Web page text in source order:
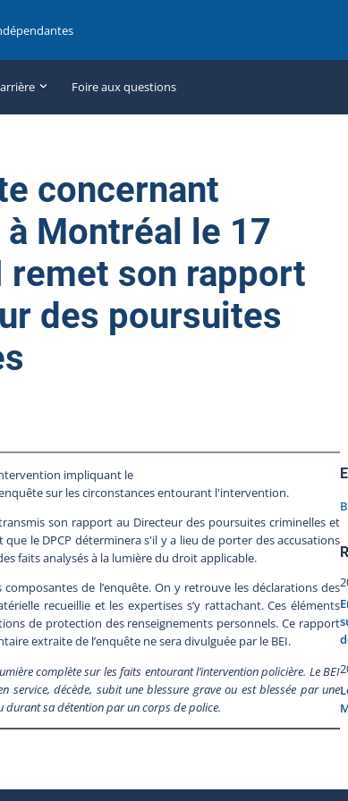
Foire aux questions
concernant
à Montréal le 17
remet son rapport
des poursuites
impliquant le
sur les circonstances entourant l'intervention.
son rapport au Directeur des poursuites criminelles et
le DPCP déterminera s'il y a lieu de porter des accusations
faits analysés à la lumière du droit applicable.
de l’enquête. On y retrouve les déclarations des
recueillie et les expertises s’y rattachant. Ces éléments
de protection des renseignements personnels. Ce rapport
extraite de l’enquête ne sera divulguée par le BEI.
complète sur les faits entourant l’intervention policière. Le BEI
décède, subit une blessure grave ou est blessée par une
durant sa détention par un corps de police.